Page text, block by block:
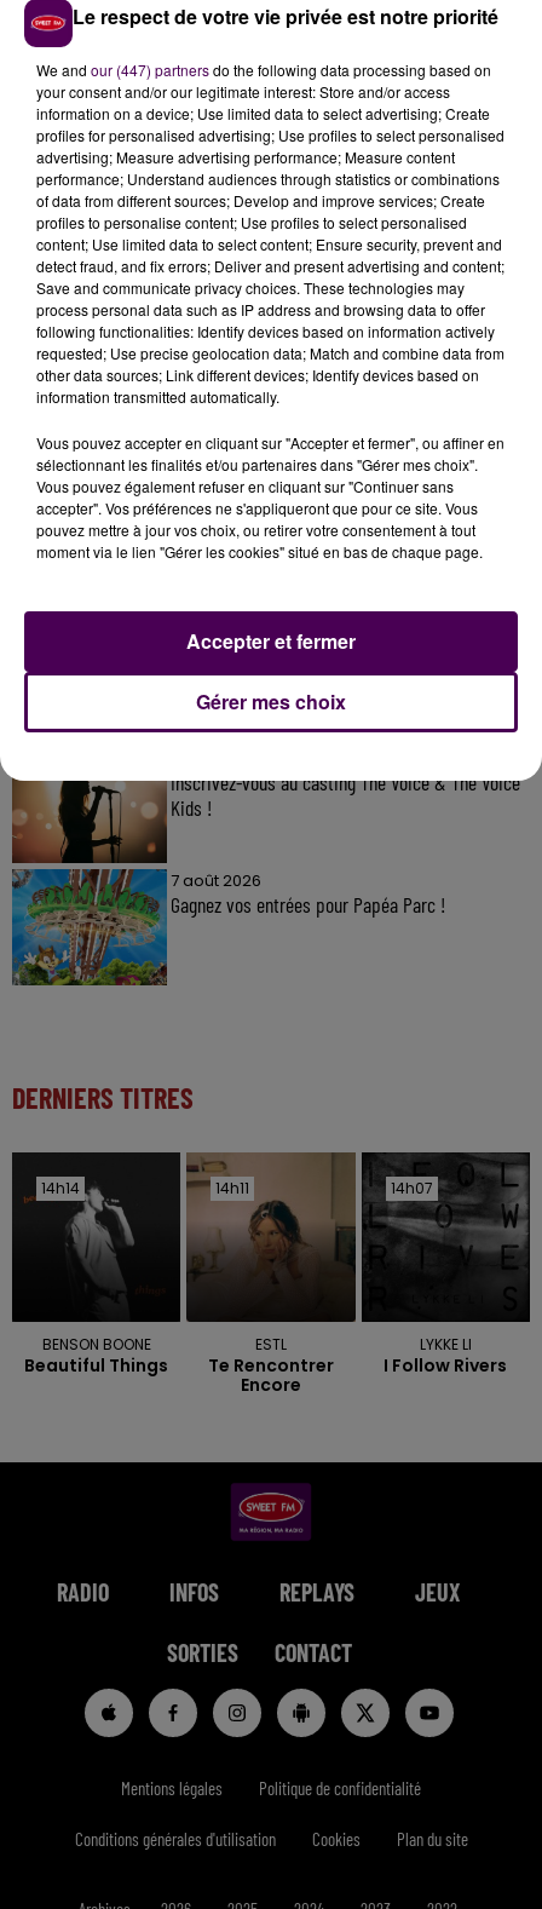
Concrètement, les forces de l'ordre ont pour mission
d’inspecter plusieurs centaines de véhicules et leurs
chargements en procédant à la vérification de
l'identité des conducteurs et des passagers. Objectif ?
"S'assurer que les engins sont en règle et que leurs
occupants ne sont ni recherchées par la justice, ni
mises en cause dans des enquêtes, ni auteurs
d'infractions flagrantes, ni détentrices d'objet ou de
document en lien avec une infraction"détaille la
préfecture dans son communiqué.
À LA UNE
7 août 2026
Gagnez vos pass pour le V and B Fest' 2026 !
Inscrivez-vous au casting The Voice & The Voice
Kids !
7 août 2026
Gagnez vos entrées pour Papéa Parc !
DERNIERS TITRES
14h14
14h14
BENSON BOONE
Beautiful Things
14h11
14h11
ESTL
Te Rencontrer
Encore
14h07
14h07
LYKKE LI
I Follow Rivers
RADIO INFOS REPLAYS JEUX
SORTIES CONTACT
Mentions légales Politique de confidentialité
Conditions générales d'utilisation Cookies Plan du site
Le respect de votre vie privée est notre priorité
We and our (447) partnersdo the following data processing based on
your consent and/or our legitimate interest: Store and/or access
information on a device; Use limited data to select advertising; Create
profiles for personalised advertising; Use profiles to select personalised
advertising; Measure advertising performance; Measure content
performance; Understand audiences through statistics or combinations
of data from different sources; Develop and improve services; Create
profiles to personalise content; Use profiles to select personalised
content; Use limited data to select content; Ensure security, prevent and
detect fraud, and fix errors; Deliver and present advertising and content;
Save and communicate privacy choices. These technologies may
process personal data such as IP address and browsing data to offer
following functionalities: Identify devices based on information actively
requested; Use precise geolocation data; Match and combine data from
other data sources; Link different devices; Identify devices based on
information transmitted automatically.
Vous pouvez accepter en cliquant sur "Accepter et fermer", ou affiner en
sélectionnant les finalités et/ou partenaires dans "Gérer mes choix".
Vous pouvez également refuser en cliquant sur "Continuer sans
accepter". Vos préférences ne s'appliqueront que pour ce site. Vous
pouvez mettre à jour vos choix, ou retirer votre consentement à tout
moment via le lien "Gérer les cookies" situé en bas de chaque page.
Gérer mes choix
Accepter et fermer